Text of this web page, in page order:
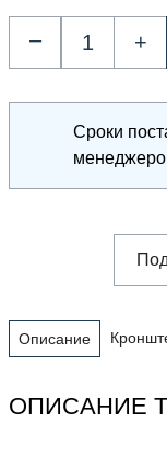
– +
Сроки
Описание
ОПИСАНИЕ